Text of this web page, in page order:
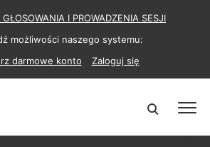
I PROWADZENIA SESJI
możliwości naszego systemu:
darmowe konto
Zaloguj się